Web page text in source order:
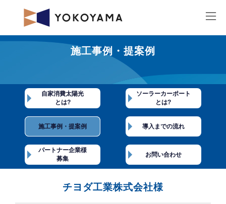
チヨダ工業株式会社様
日
時
:
施工事例・提案例
自家消費太陽光
とは?
ソーラーカーポート
とは?
施工事例・提案例 導入までの流れ
パートナー企業様
募集
お問い合わせ
チヨダ工業株式会社様